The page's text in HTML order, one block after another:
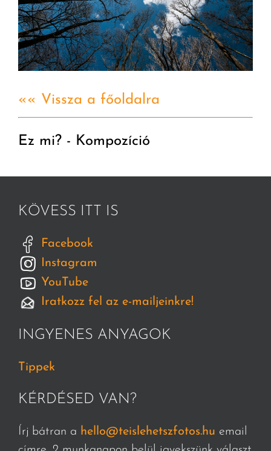
«« Vissza a főoldalra
Ez mi? - Kompozíció
KÖVESS ITT IS
Facebook
Instagram
YouTube
Iratkozz fel az e-mailjeinkre!
INGYENES ANYAGOK
Tippek
KÉRDÉSED VAN?
Írj bátran a hello@teislehetszfotos.hu email